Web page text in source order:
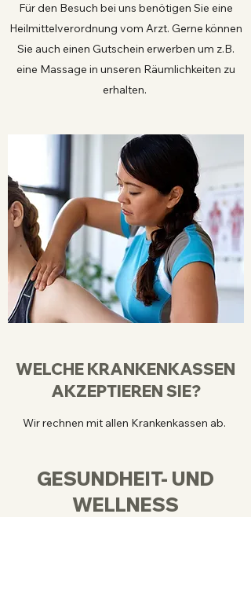
Für den Besuch bei uns benötigen Sie eine
Heilmittelverordnung vom Arzt. Gerne können
Sie auch einen Gutschein erwerben um z.B.
eine Massage in unseren Räumlichkeiten zu
erhalten.
WELCHE KRANKENKASSEN
AKZEPTIEREN SIE?
Wir rechnen mit allen Krankenkassen ab.
GESUNDHEIT- UND
WELLNESS